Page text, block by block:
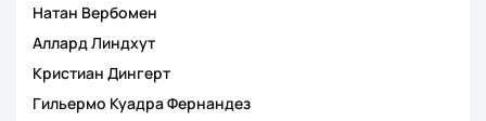
Натан Вербомен
Аллард Линдхут
Кристиан Дингерт
Гильермо Куадра Фернандез